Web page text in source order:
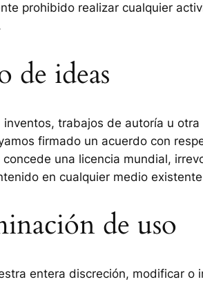
prohibido realizar cualquier
de ideas
inventos, trabajos de autoría u
firmado un acuerdo con
una licencia mundial,
en cualquier medio
de uso
entera discreción, modificar